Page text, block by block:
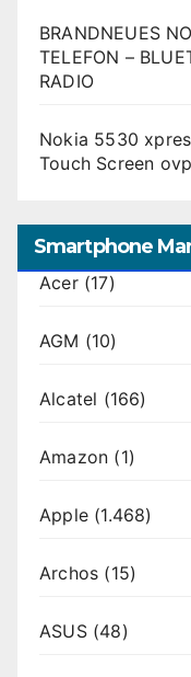
BRANDNEUES
TELEFON –
RADIO
Nokia 5530
Touch Screen ovp
Smartphone
Acer(17)
AGM (10)
Alcatel (166)
Amazon (1)
Apple (1.468)
Archos (15)
ASUS(48)